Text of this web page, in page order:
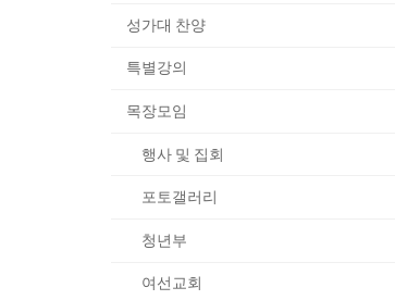
성가대 찬양
특별강의
목장모임
행사 및 집회
포토갤러리
청년부
여선교회